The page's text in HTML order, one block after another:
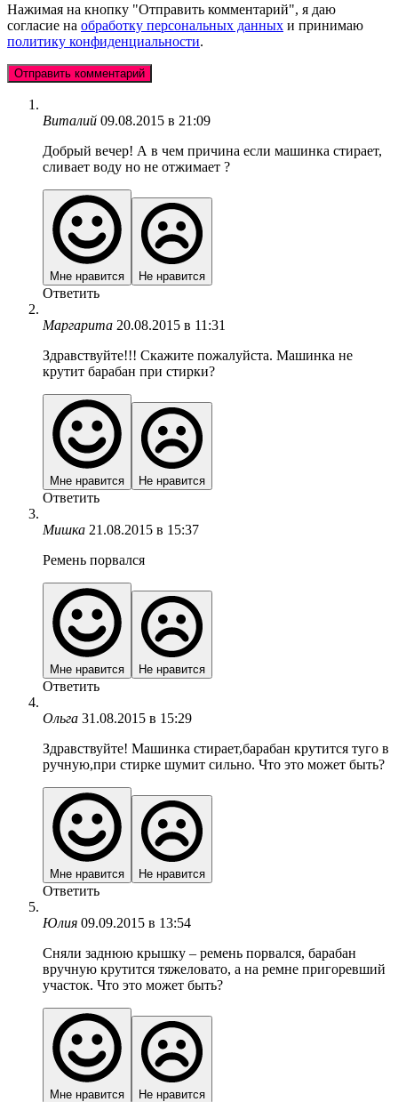
Нажимая на кнопку "Отправить комментарий", я даю
согласие на обработку персональных данных и принимаю
политику конфиденциальности.
Виталий 09.08.2015 в 21:09
Добрый вечер! А в чем причина если машинка стирает,
сливает воду но не отжимает ?
Мне нравится Не нравится
Ответить
Маргарита 20.08.2015 в 11:31
Здравствуйте!!! Скажите пожалуйста. Машинка не
крутит барабан при стирки?
Мне нравится Не нравится
Ответить
Мишка 21.08.2015 в 15:37
Ремень порвался
Мне нравится Не нравится
Ответить
Ольга 31.08.2015 в 15:29
Здравствуйте! Машинка стирает,барабан крутится туго в
ручную,при стирке шумит сильно. Что это может быть?
Мне нравится Не нравится
Ответить
Юлия 09.09.2015 в 13:54
Сняли заднюю крышку – ремень порвался, барабан
вручную крутится тяжеловато, а на ремне пригоревший
участок. Что это может быть?
Мне нравится Не нравится